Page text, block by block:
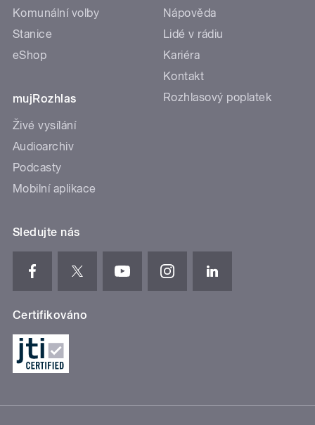
Komunální volby
Stanice
eShop
mujRozhlas
Živé vysílání
Audioarchiv
Podcasty
Mobilní aplikace
Nápověda
Lidé v rádiu
Kariéra
Kontakt
Rozhlasový poplatek
Sledujte nás
Certifikováno